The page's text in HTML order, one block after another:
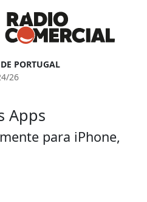
PORTUGAL
26
Apps
para iPhone,